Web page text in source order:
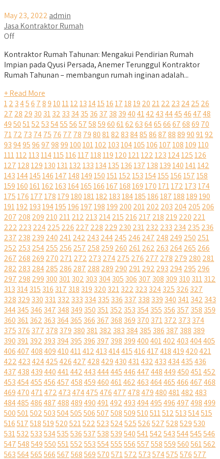
May 23, 2022 admin
Jasa Kontraktor Rumah
Off
Kontraktor Rumah Tahunan: Mengakui Pendirian Rumah
Impian pada Qyusi Persada, Anemer Terunggul Kontraktor
Rumah Tahunan – membangun rumah inginan adalah...
+ Read More
12 3456 78910111213141516171819 20 2122 23 2425 26
27 28 29 30 3132 33 3435 36 37 38 39404142434445464748
495051525354555657585960616263646566676869 70
7172 73 7475 76 77 78 7980818283848586878889909192
93949596979899100101102103104105106107108109110
111112113114115116117118119120121122123124125126
127128129130131132133134135136137138139140141142
143144145146147148149150151152153154155156157158
159160161162163164165166167168169170171172173174
175176177178179180181182183184185186187188189190
191192193194195196197198199 200 201202 203 204205 206
207 208 209 210 211212 213 214215 216 217 218 219 220 221
222 223 224225 226 227 228 229 230 231232 233 234235 236
237 238 239 240 241242 243 244245 246 247 248 249 250 251
252 253 254255 256 257 258 259 260 261262 263 264265 266
267 268 269 270 271272 273 274275 276 277 278 279 280 281
282 283 284285 286 287 288 289 290 291292 293 294295 296
297 298 299 300 301302 303 304305 306 307 308 309 310 311312
313 314315 316 317 318 319 320 321322 323 324325 326 327
328 329 330 331332 333 334335 336 337 338 339 340 341342 343
344345 346 347 348 349 350 351352 353 354355 356 357 358 359
360 361362 363 364365 366 367 368 369 370 371372 373 374
375 376 377 378 379 380 381382 383 384385 386 387 388 389
390 391392 393 394395 396 397 398 399400401402403404405
406407408409410411412413414415416417418419420421
422423424425426427428429430431432433434435436
437438439440441442443444445446447448449450451452
453454455456457458459460461462463464465466467468
469470471472473474475476477478479480481482483
484485486487488489490491492493494495496497498499
500501502503504505506507508509510511512513514515
516517518519520521522523524525526527528529530
531532533534535536537538539540541542543544545546
547548549550551552553554555556557558559560561562
563564565566567568569570571572573574575576577